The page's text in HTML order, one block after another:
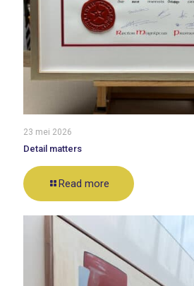
23 mei 2026
Detail matters
Read more